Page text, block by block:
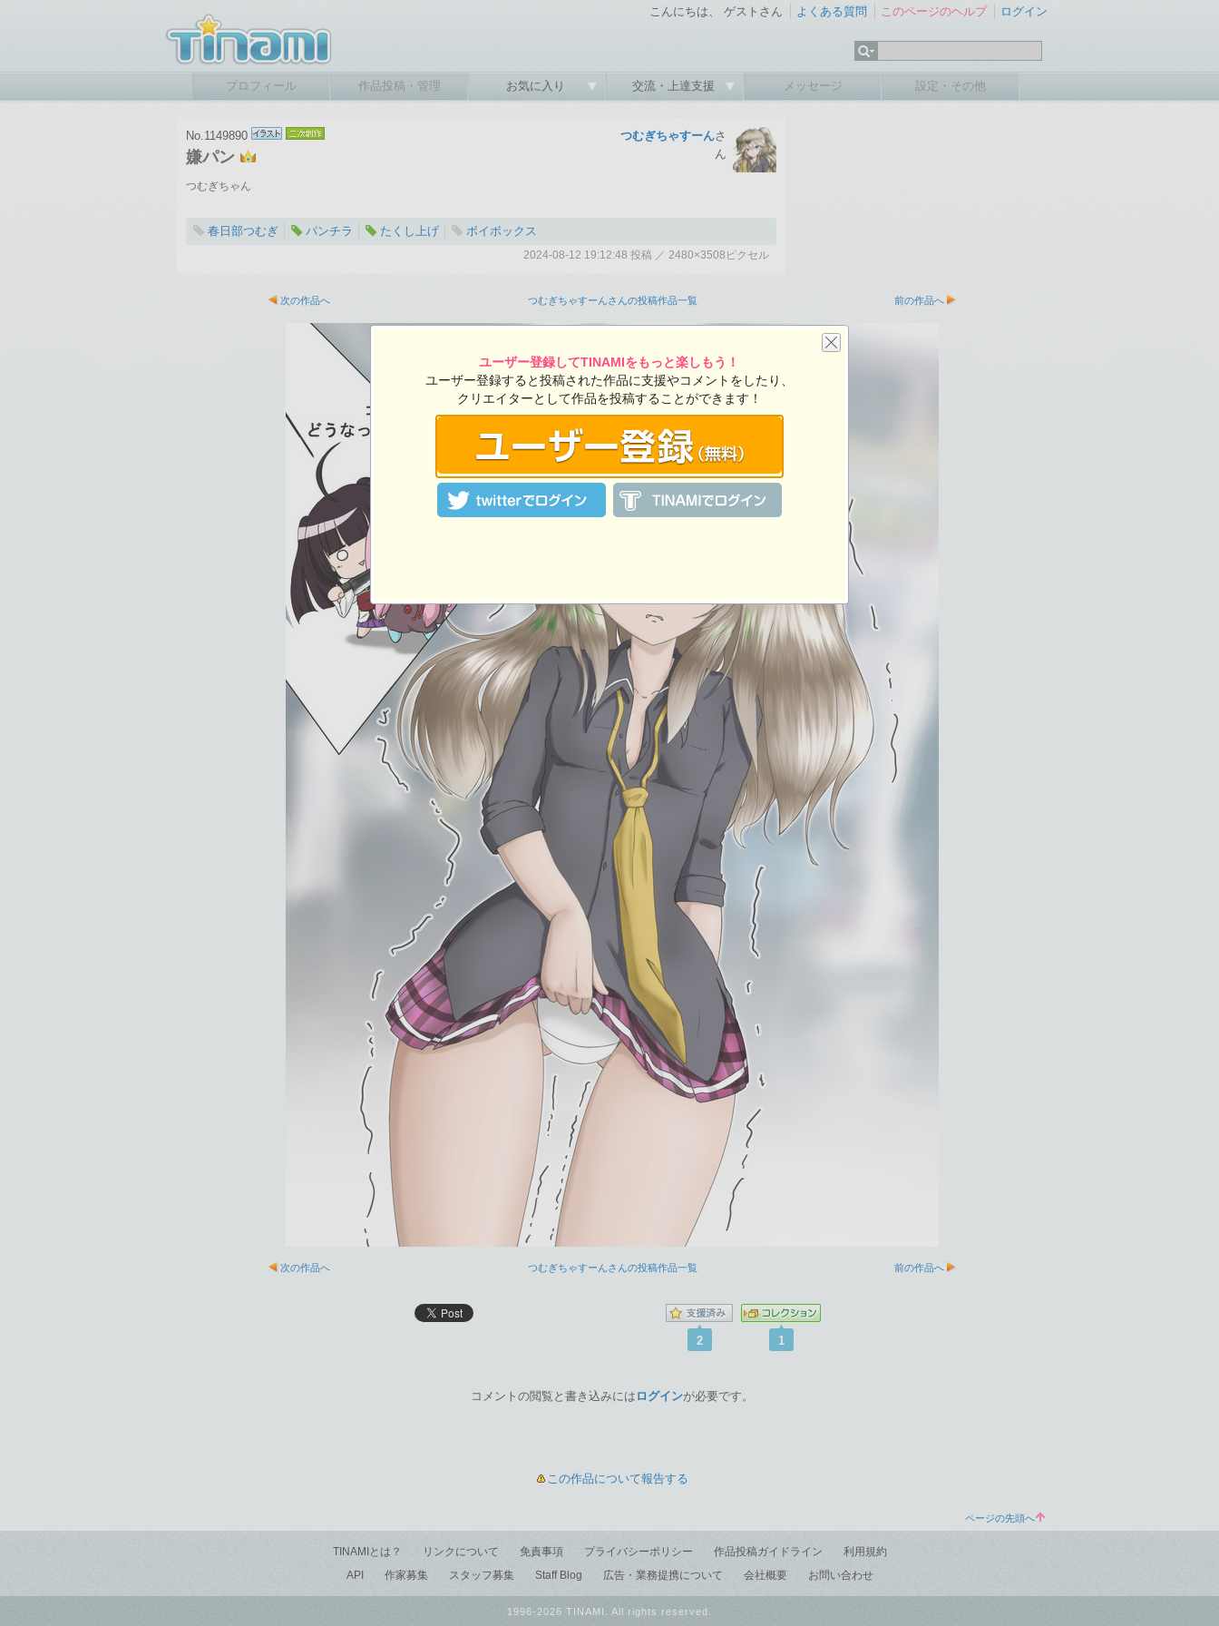
こんにちは、 ゲストさん よくある質問 このページのヘルプ ログイン
プロフィール 作品投稿・管理 お気に入り 交流・上達支援 メッセージ 設定・その他
No.1149890
嫌パン
つむぎちゃすーんさ
ん
つむぎちゃん
春日部つむぎ パンチラ たくし上げ ボイボックス
2024-08-12 19:12:48 投稿 ／ 2480×3508ピクセル
次の作品へ つむぎちゃすーんさんの投稿作品一覧 前の作品へ
2480×3508ピクセル
次の作品へ つむぎちゃすーんさんの投稿作品一覧 前の作品へ
2 1
コメントの閲覧と書き込みには ログインが必要です。
この作品について報告する
ページの先頭へ
TINAMIとは？ リンクについて 免責事項 プライバシーポリシー 作品投稿ガイドライン
利用規約
API
作家募集 スタッフ募集 Staff Blog 広告・業務提携について 会社概要 お問い合わせ
1996-2026 TINAMI. All rights reserved.
ユーザー登録してTINAMIをもっと楽しもう！
ユーザー登録すると投稿された作品に支援やコメントをしたり、
クリエイターとして作品を投稿することができます！